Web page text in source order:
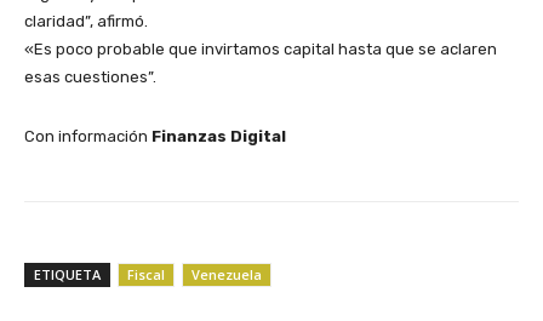
claridad”, afirmó.
«Es poco probable que invirtamos capital hasta que se aclaren
esas cuestiones”.
Con información Finanzas Digital
ETIQUETA Fiscal Venezuela